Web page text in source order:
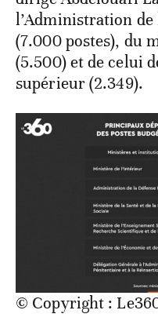
l’Administration de
(7.000 postes), du
(5.500) et de celui
supérieur (2.349).
© Copyright :